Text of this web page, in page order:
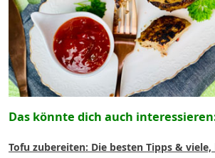
Das könnte dich auch
Tofu zubereiten: Die besten Tipps & viele,